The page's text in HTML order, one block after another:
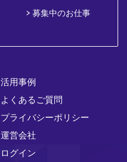
募集中のお仕事
活用事例
よくあるご質問
プライバシーポリシー
運営会社
ログイン